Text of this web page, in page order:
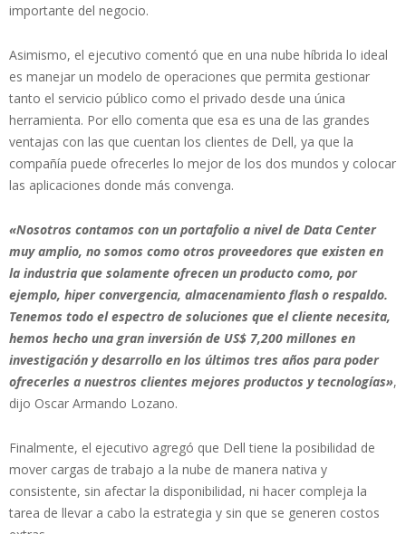
importante del negocio.
Asimismo, el ejecutivo comentó que en una nube híbrida lo ideal
es manejar un modelo de operaciones que permita gestionar
tanto el servicio público como el privado desde una única
herramienta. Por ello comenta que esa es una de las grandes
ventajas con las que cuentan los clientes de Dell, ya que la
compañía puede ofrecerles lo mejor de los dos mundos y colocar
las aplicaciones donde más convenga.
«Nosotros contamos con un portafolio a nivel de Data Center
muy amplio, no somos como otros proveedores que existen en
la industria que solamente ofrecen un producto como, por
ejemplo, hiper convergencia, almacenamiento flash o respaldo.
Tenemos todo el espectro de soluciones que el cliente necesita,
hemos hecho una gran inversión de US$ 7,200 millones en
investigación y desarrollo en los últimos tres años para poder
ofrecerles a nuestros clientes mejores productos y tecnologías»,
dijo Oscar Armando Lozano.
Finalmente, el ejecutivo agregó que Dell tiene la posibilidad de
mover cargas de trabajo a la nube de manera nativa y
consistente, sin afectar la disponibilidad, ni hacer compleja la
tarea de llevar a cabo la estrategia y sin que se generen costos